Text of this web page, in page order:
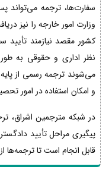
سفارت‌ها، ترجمه می‌تواند
وزارت امور خارجه را نیز
کشور مقصد نیازمند تأیید
نظر اداری و حقوقی به طور
می‌شوند ترجمه رسمی از پایه
و امکان استفاده در امور
در شبکه مترجمین اشراق،
پیگیری مراحل تأیید
قابل انجام است تا ترجمه‌ها